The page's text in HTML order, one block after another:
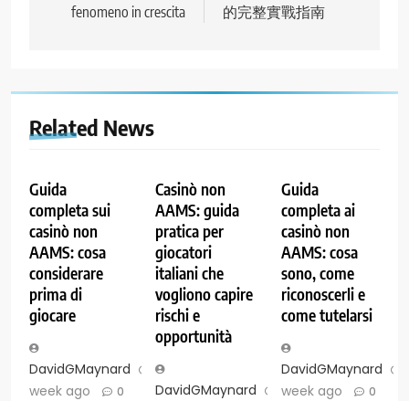
fenomeno in crescita
的完整實戰指南
Related News
Guida
completa sui
casinò non
AAMS: cosa
considerare
prima di
giocare
DavidGMaynard
1
week ago
0
Casinò non
AAMS: guida
pratica per
giocatori
italiani che
vogliono capire
rischi e
opportunità
DavidGMaynard
1
Guida
completa ai
casinò non
AAMS: cosa
sono, come
riconoscerli e
come tutelarsi
DavidGMaynard
week ago
0